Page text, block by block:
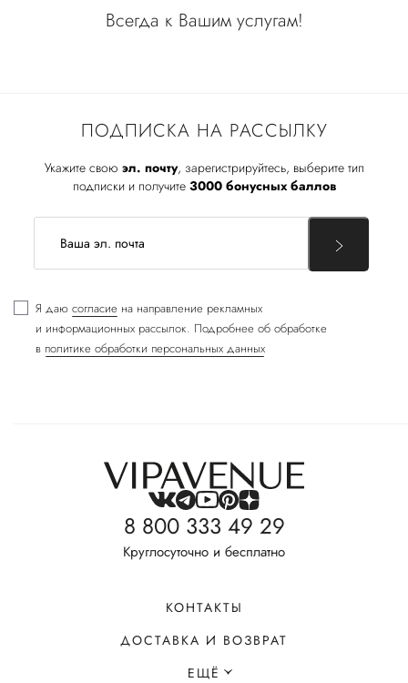
ПОДПИСКА НА РАССЫЛКУ
Укажите свою эл. почту, зарегистрируйтесь, выберите тип
подписки и получите 3000 бонусных баллов
Я даю согласие на направление рекламных
и информационных рассылок. Подробнее об обработке
в политике обработки персональных данных
Всегда к Вашим услугам!
8 800 333 49 29
Круглосуточно и бесплатно
КОНТАКТЫ
ДОСТАВКА И ВОЗВРАТ
ЕЩЁ